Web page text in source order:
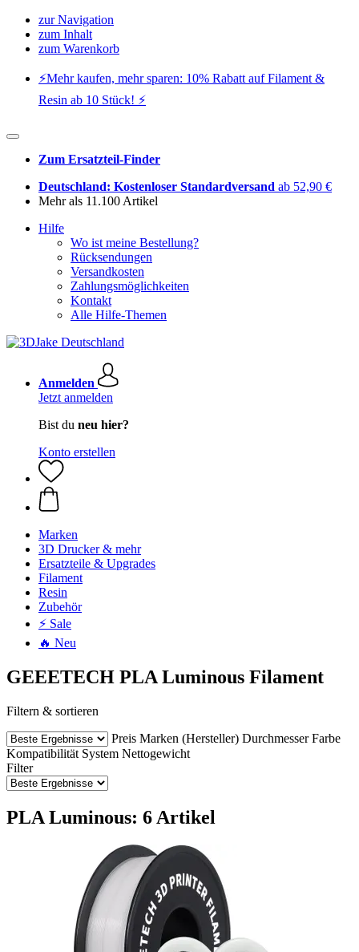
zur Navigation
zum Inhalt
zum Warenkorb
⚡️Mehr kaufen, mehr sparen: 10% Rabatt auf Filament &
Resin ab 10 Stück! ⚡️
Zum Ersatzteil-Finder
Deutschland: Kostenloser Standardversand ab 52,90 €
Mehr als 11.100 Artikel
Hilfe
Wo ist meine Bestellung?
Rücksendungen
Versandkosten
Zahlungsmöglichkeiten
Kontakt
Alle Hilfe-Themen
Anmelden
Jetzt anmelden
Bist du neu hier?
Konto erstellen
Marken
3D Drucker & mehr
Ersatzteile & Upgrades
Filament
Resin
Zubehör
⚡ Sale
🔥 Neu
GEEETECH PLA Luminous Filament
Filtern & sortieren
Preis Marken (Hersteller) Durchmesser Farbe
Kompatibilität System Nettogewicht
Filter
PLA Luminous: 6 Artikel